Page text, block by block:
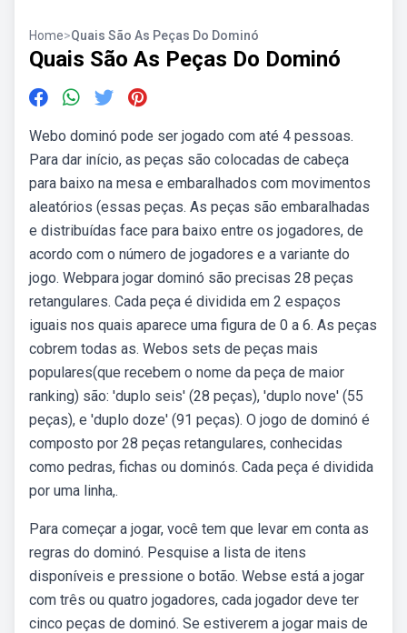
Home>Quais São As Peças Do Dominó
Quais São As Peças Do Dominó
Webo dominó pode ser jogado com até 4 pessoas.
Para dar início, as peças são colocadas de cabeça
para baixo na mesa e embaralhados com movimentos
aleatórios (essas peças. As peças são embaralhadas
e distribuídas face para baixo entre os jogadores, de
acordo com o número de jogadores e a variante do
jogo. Webpara jogar dominó são precisas 28 peças
retangulares. Cada peça é dividida em 2 espaços
iguais nos quais aparece uma figura de 0 a 6. As peças
cobrem todas as. Webos sets de peças mais
populares(que recebem o nome da peça de maior
ranking) são: 'duplo seis' (28 peças), 'duplo nove' (55
peças), e 'duplo doze' (91 peças). O jogo de dominó é
composto por 28 peças retangulares, conhecidas
como pedras, fichas ou dominós. Cada peça é dividida
por uma linha,.
Para começar a jogar, você tem que levar em conta as
regras do dominó. Pesquise a lista de itens
disponíveis e pressione o botão. Webse está a jogar
com três ou quatro jogadores, cada jogador deve ter
cinco peças de dominó. Se estiverem a jogar mais de